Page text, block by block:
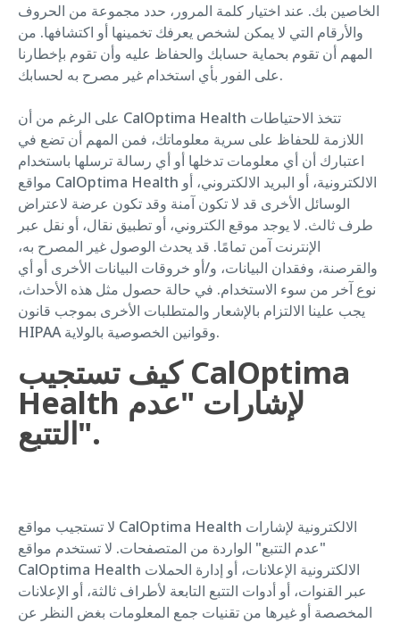
الخاصين بك. عند اختيار كلمة المرور، حدد مجموعة من الحروف
والأرقام التي لا يمكن لشخص يعرفك تخمينها أو اكتشافها. من
المهم أن تقوم بحماية حسابك والحفاظ عليه وأن تقوم بإخطارنا
على الفور بأي استخدام غير مصرح به لحسابك.
على الرغم من أن CalOptima Health تتخذ الاحتياطات
اللازمة للحفاظ على سرية معلوماتك، فمن المهم أن تضع في
اعتبارك أن أي معلومات تدخلها أو أي رسالة ترسلها باستخدام
مواقع CalOptima Health الالكترونية، أو البريد الالكتروني، أو
الوسائل الأخرى قد لا تكون آمنة وقد تكون عرضة لاعتراض
طرف ثالث. لا يوجد موقع الكتروني، أو تطبيق نقال، أو نقل عبر
الإنترنت آمن تمامًا. قد يحدث الوصول غير المصرح به،
والقرصنة، وفقدان البيانات، و/أو خروقات البيانات الأخرى أو أي
نوع آخر من سوء الاستخدام. في حالة حصول مثل هذه الأحداث،
يجب علينا الالتزام بالإشعار والمتطلبات الأخرى بموجب قانون
HIPAA وقوانين الخصوصية بالولاية.
كيف تستجيب CalOptima
Health لإشارات "عدم
التتبع".
لا تستجيب مواقع CalOptima Health الالكترونية لإشارات
"عدم التتبع" الواردة من المتصفحات. لا تستخدم مواقع
CalOptima Health الالكترونية الإعلانات، أو إدارة الحملات
عبر القنوات، أو أدوات التتبع التابعة لأطراف ثالثة، أو الإعلانات
المخصصة أو غيرها من تقنيات جمع المعلومات بغض النظر عن